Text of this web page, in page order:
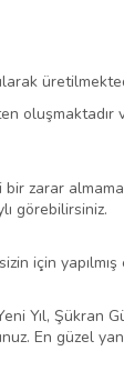
zarar
görebilirsiniz.
için yapılmış
Yıl, Şükran
En güzel